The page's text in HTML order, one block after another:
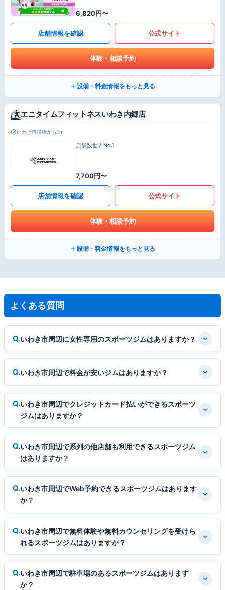
6,820円〜
店舗情報を確認 公式サイト
体験・相談予約
設備・料金情報をもっと見る
エニタイムフィットネスいわき内郷店
いわき市役所から1m
店舗数世界No.1
7,700円〜
店舗情報を確認 公式サイト
体験・相談予約
設備・料金情報をもっと見る
よくある質問
いわき市周辺に女性専用のスポーツジムはありますか？
いわき市周辺で料金が安いジムはありますか？
いわき市周辺でクレジットカード払いができるスポーツ
ジムはありますか？
いわき市周辺で系列の他店舗も利用できるスポーツジム
はありますか？
いわき市周辺でWeb予約できるスポーツジムはあります
か？
いわき市周辺で無料体験や無料カウンセリングを受けら
れるスポーツジムはありますか？
いわき市周辺で駐車場のあるスポーツジムはあります
か？